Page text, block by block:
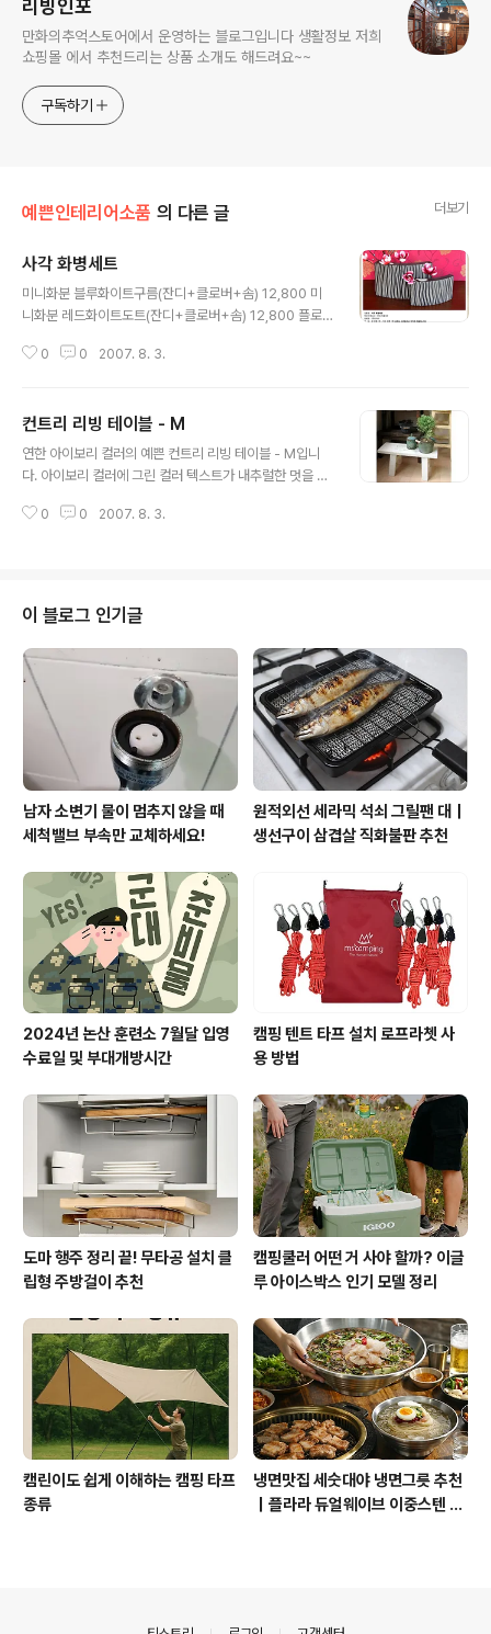
리빙인포
만화의추억스토어에서 운영하는 블로그입니다 생활정보 저희
쇼핑몰 에서 추천드리는 상품 소개도 해드려요~~
구독하기
예쁜인테리어소품 의 다른 글 더보기
사각 화병세트
미니화분 블루화이트구름(잔디+클로버+솜) 12,800 미
니화분 레드화이트도트(잔디+클로버+솜) 12,800 플로
분 화이트핑크도트(잔디+클로버+솜) 12,800 자유로운
젖소(잔디+클로버+솜) 12,800 미니화분 핑크화이트구
름(잔디+클로버+솜) 12,800
0 0 2007. 8. 3.
컨트리 리빙 테이블 - M
연한 아이보리 컬러의 예쁜 컨트리 리빙 테이블 - M입니
다. 아이보리 컬러에 그린 컬러 텍스트가 내추럴한 멋을 풍
멋스러운 제품입니다. 화분대로 사용해도 좋고 방 한구석
cm
0 0 2007. 8. 3.
이 블로그 인기글
남자 소변기 물이 멈추지 않을 때
세척밸브 부속만 교체하세요!
원적외선 세라믹 석쇠 그릴팬 대｜
생선구이 삼겹살 직화불판 추천
2024년 논산 훈련소 7월달 입영
수료일 및 부대개방시간
캠핑 텐트 타프 설치 로프라쳇 사
용 방법
도마 행주 정리 끝! 무타공 설치 클
립형 주방걸이 추천
캠핑쿨러 어떤 거 사야 할까? 이글
루 아이스박스 인기 모델 정리
캠린이도 쉽게 이해하는 캠핑 타프
종류
냉면맛집 세숫대야 냉면그릇 추천
｜플라라 듀얼웨이브 이중스텐 대